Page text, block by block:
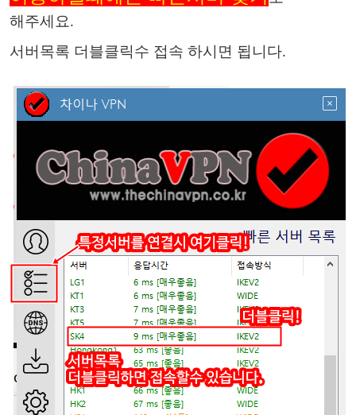
해주세요.
서버목록 더블클릭수 접속 하시면 됩니다.